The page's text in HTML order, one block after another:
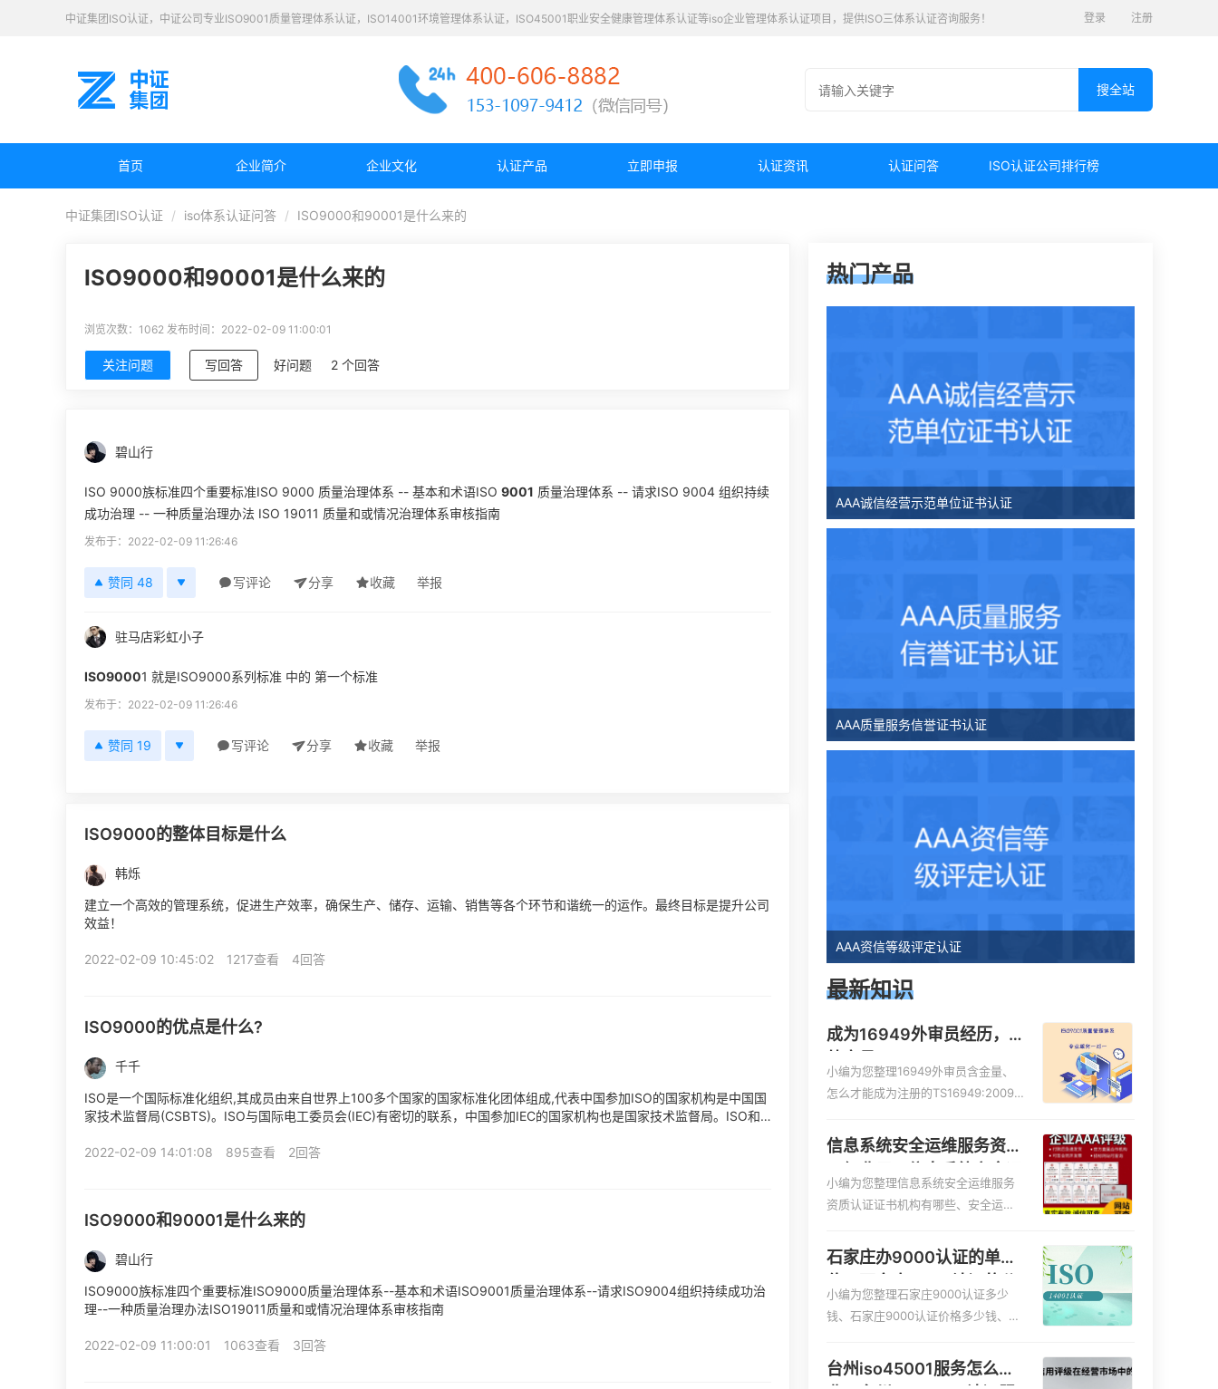
中证集团ISO认证，中证公司专业ISO9001质量管理体系认证，ISO14001环境管理体系认证，ISO45001职业安全健康管理体系认证等iso企业管理体系认证项目，提供ISO三体系认证咨询服务！ 登录 注册
首页 企业简介 企业文化 认证产品 立即申报 认证资讯 认证问答 ISO认证公司排行榜
中证集团ISO认证 iso体系认证问答 ISO9000和90001是什么来的
ISO9000和90001是什么来的
浏览次数：1062 发布时间：2022-02-09 11:00:01
关注问题 写回答 好问题 2 个回答
碧山行
ISO 9000族标准四个重要标准ISO 9000 质量治理体系 -- 基本和术语ISO 9001 质量治理体系 -- 请求ISO 9004 组织持续
成功治理 -- 一种质量治理办法 ISO 19011 质量和或情况治理体系审核指南
发布于：2022-02-09 11:26:46
赞同 48 写评论 分享 收藏 举报
驻马店彩虹小子
ISO90001 就是ISO9000系列标准 中的 第一个标准
发布于：2022-02-09 11:26:46
赞同 19 写评论 分享 收藏 举报
ISO9000的整体目标是什么
韩烁
建立一个高效的管理系统，促进生产效率，确保生产、储存、运输、销售等各个环节和谐统一的运作。最终目标是提升公司
效益！
2022-02-09 10:45:02 1217查看 4回答
ISO9000的优点是什么?
千千
ISO是一个国际标准化组织,其成员由来自世界上100多个国家的国家标准化团体组成,代表中国参加ISO的国家机构是中国国
家技术监督局(CSBTS)。ISO与国际电工委员会(IEC)有密切的联系，中国参加IEC的国家机构也是国家技术监督局。ISO和
2022-02-09 14:01:08
895查看 2回答
ISO9000和90001是什么来的
碧山行
ISO9000族标准四个重要标准ISO9000质量治理体系--基本和术语ISO9001质量治理体系--请求ISO9004组织持续成功治
理--一种质量治理办法ISO19011质量和或情况治理体系审核指南
2022-02-09 11:00:01 1063查看 3回答
热门产品
AAA诚信经营示范单位证书认证
AAA质量服务信誉证书认证
AAA资信等级评定认证
最新知识
成为16949外审员经历，
小编为您整理16949外审员含金量、
怎么才能成为注册的TS16949:2009
过不了解具体情况、iso9000外审
员、SA8000外审员培训相关iso体系
认证知识，详情可查看下方正文！
信息系统安全运维服务资质
维服务资质二级
小编为您整理信息系统安全运维服务
资质认证证书机构有哪些、安全运维
服务资质哪家便宜、安全运维服务资
质认证哪家效率高、信息系统安全集
成服务资质认证的申请书相关iso体系
认证知识，详情可查看下方正文！
石家庄办9000认证的单
司
小编为您整理石家庄9000认证多少
钱、石家庄9000认证价格多少钱、石
00认证价格贵吗、石家庄9000认证费
用大概多钱相关iso体系认证知识，详
台州iso45001服务怎么收